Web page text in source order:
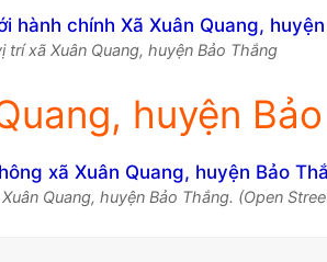
trí xã Xuân Quang, huyện Bảo Thắng
huyện
Quang, huyện Bảo Thắng. (Open